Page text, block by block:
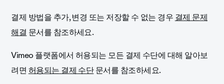
결제 방법을 추가, 변경 또는 저장할 수 없는 경우결제 문제
해결문서를 참조하세요.
Vimeo 플랫폼에서 허용되는 모든 결제 수단에 대해 알아보
려면허용되는 결제 수단문서를 참조하세요.